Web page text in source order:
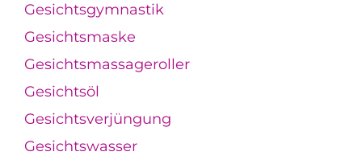
Gesichtsgymnastik
Gesichtsmaske
Gesichtsmassageroller
Gesichtsöl
Gesichtsverjüngung
Gesichtswasser